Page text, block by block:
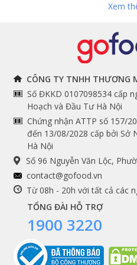
Nấm truffles là nguyên liệu cao
tạo nên hương vị thượng hạng
Tuy vẻ ngoài thô sơ, xấu xí
nấm cục này rơi vào hàng
và giá trị của nó.
Không giống như những
THÔNG TIN
Chính sách và quy định
chung
Hướng dẫn đặt hàng
Cam kết chất lượng
DỊCH VỤ
Premium services
Xem
CÔNG TY TNHH THƯƠNG
Số ĐKKD 0107098534 cấp
Hoạch và Đầu Tư Hà Nội
Chứng nhận ATTP số 157/
đến 13/08/2028 cấp bởi Sở
Hà Nội
Số 96 Nguyễn Văn Lộc,
contact@gofood.vn
Từ 08h - 20h với tất cả các
TỔNG ĐÀI HỖ TRỢ
1900 3220